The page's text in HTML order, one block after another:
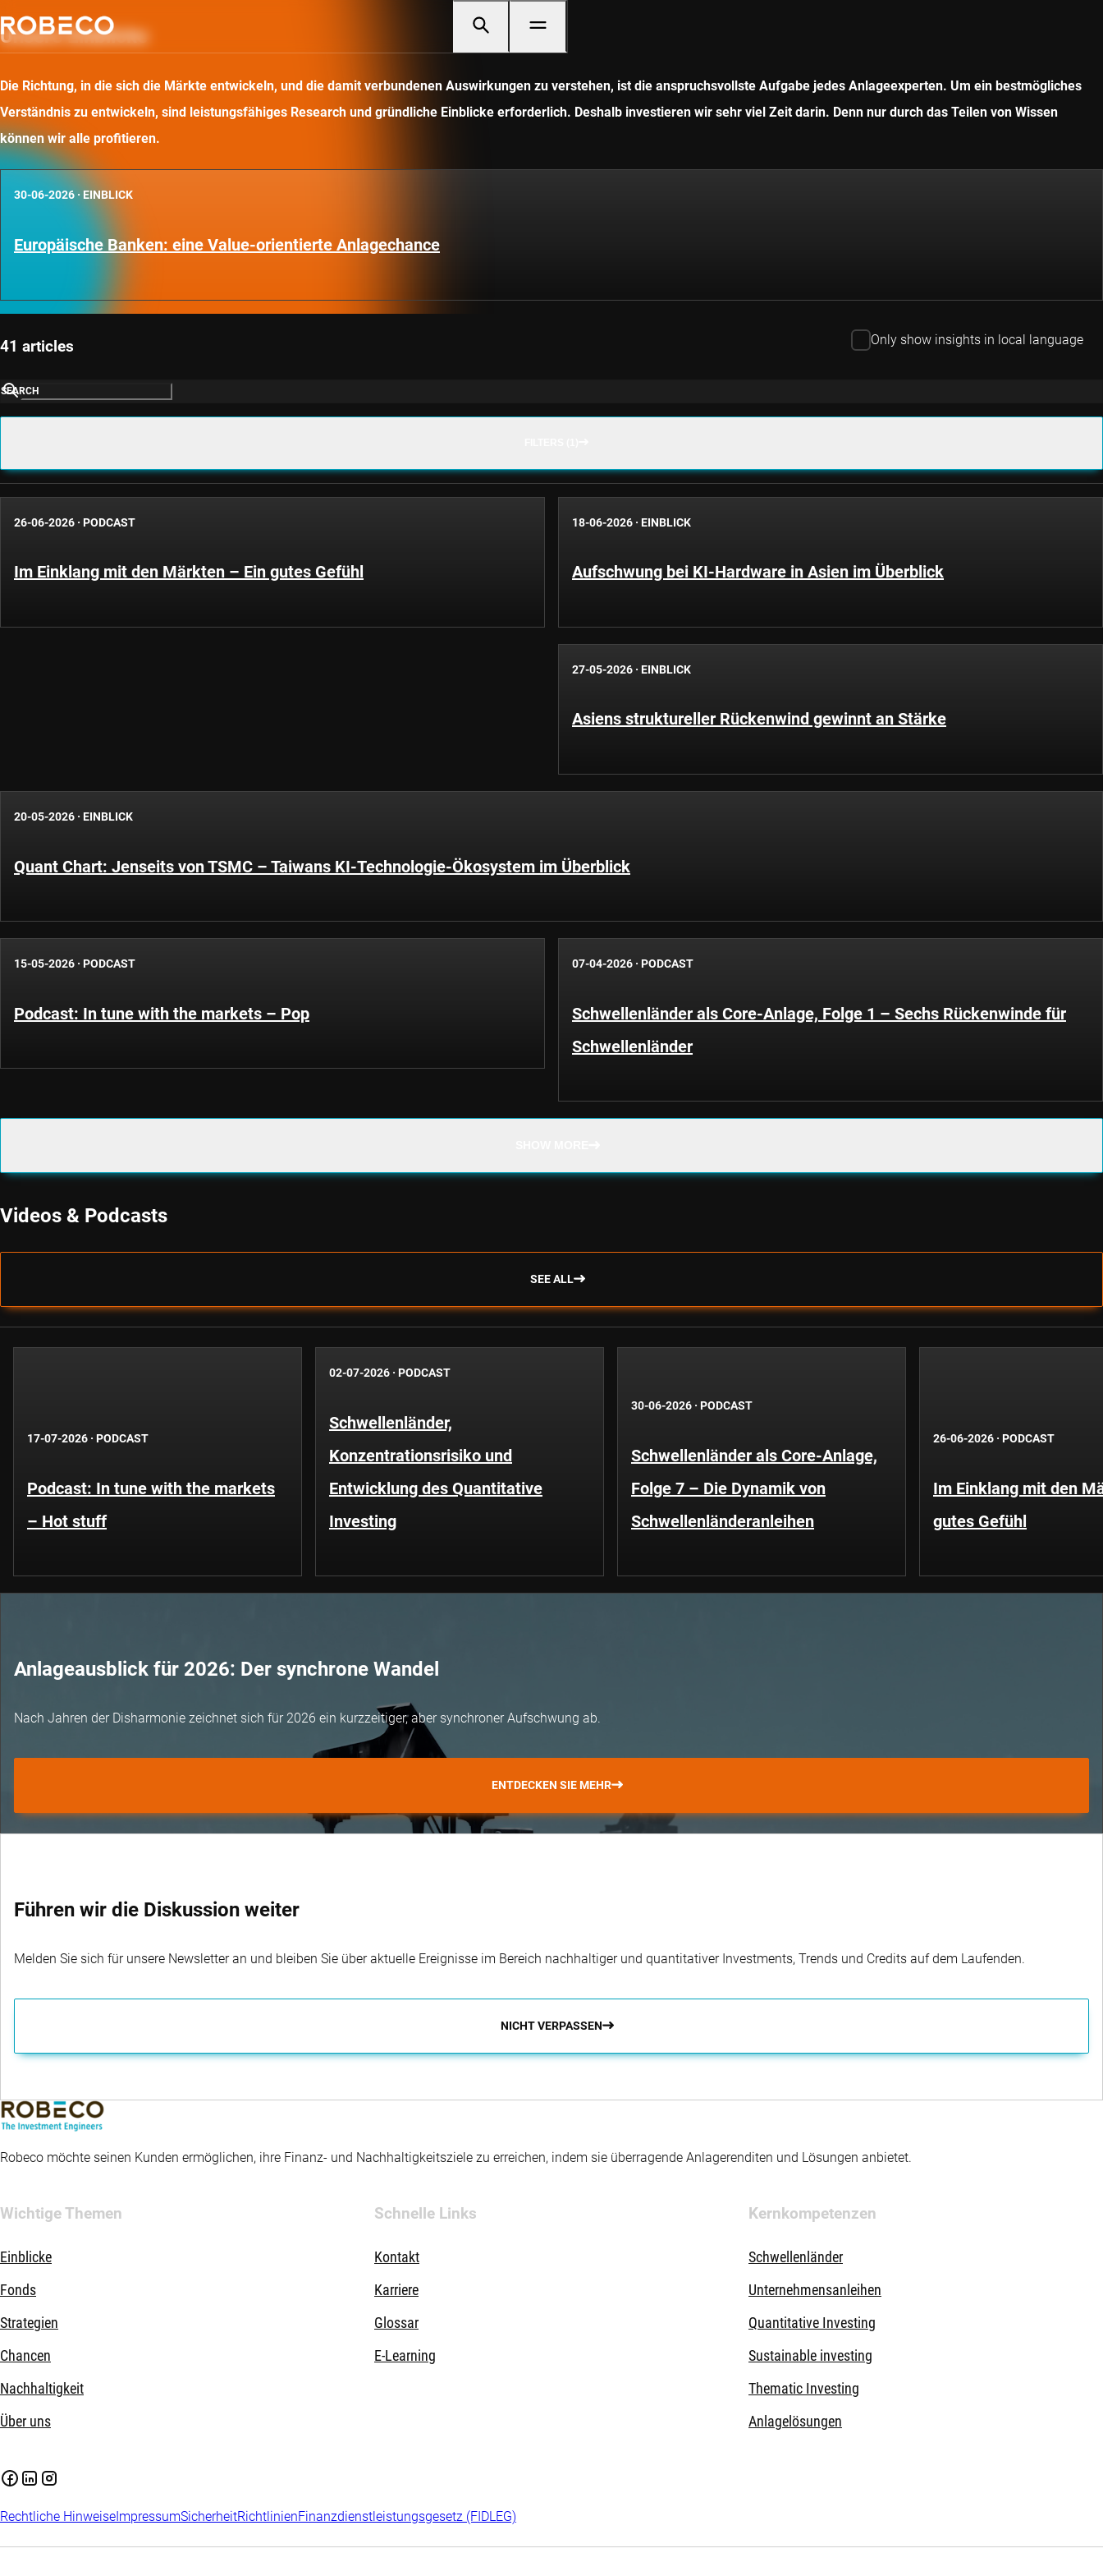
Unsere Einblicke
Die Richtung, in die sich die Märkte entwickeln, und die damit verbundenen Auswirkungen zu verstehen, ist die anspruchsvollste Aufgabe jedes Anlageexperten. Um ein bestmögliches
Verständnis zu entwickeln, sind leistungsfähiges Research und gründliche Einblicke erforderlich. Deshalb investieren wir sehr viel Zeit darin. Denn nur durch das Teilen von Wissen
können wir alle profitieren.
30-06-2026 · EINBLICK
Europäische Banken: eine Value-orientierte Anlagechance
41 articles Only show insights in local language
SEARCH
26-06-2026 · PODCAST
Im Einklang mit den Märkten – Ein gutes Gefühl
18-06-2026 · EINBLICK
Aufschwung bei KI-Hardware in Asien im Überblick
27-05-2026 · EINBLICK
Asiens struktureller Rückenwind gewinnt an Stärke
20-05-2026 · EINBLICK
Quant Chart: Jenseits von TSMC – Taiwans KI-Technologie-Ökosystem im Überblick
15-05-2026 · PODCAST
Podcast: In tune with the markets – Pop
07-04-2026 · PODCAST
Schwellenländer als Core-Anlage, Folge 1 – Sechs Rückenwinde für
Schwellenländer
Videos & Podcasts
SEE ALL
17-07-2026 · PODCAST
Podcast: In tune with the markets
– Hot stuff
02-07-2026 · PODCAST
Schwellenländer,
Konzentrationsrisiko und
Entwicklung des Quantitative
Investing
30-06-2026 · PODCAST
Schwellenländer als Core-Anlage,
Folge 7 – Die Dynamik von
Schwellenländeranleihen
26-06-2026 · PODCAST
Im Einklang mit den
gutes Gefühl
Anlageausblick für 2026: Der synchrone Wandel
Nach Jahren der Disharmonie zeichnet sich für 2026 ein kurzzeitiger, aber synchroner Aufschwung ab.
ENTDECKEN SIE MEHR
Führen wir die Diskussion weiter
Melden Sie sich für unsere Newsletter an und bleiben Sie über aktuelle Ereignisse im Bereich nachhaltiger und quantitativer Investments, Trends und Credits auf dem Laufenden.
NICHT VERPASSEN
Robeco möchte seinen Kunden ermöglichen, ihre Finanz- und Nachhaltigkeitsziele zu erreichen, indem sie überragende Anlagerenditen und Lösungen anbietet.
Wichtige Themen
Einblicke
Fonds
Strategien
Chancen
Nachhaltigkeit
Über uns
Schnelle Links
Kontakt
Karriere
Glossar
E-Learning
Kernkompetenzen
Schwellenländer
Unternehmensanleihen
Quantitative Investing
Sustainable investing
Thematic Investing
Anlagelösungen
Rechtliche HinweiseImpressumSicherheitRichtlinienFinanzdienstleistungsgesetz (FIDLEG)